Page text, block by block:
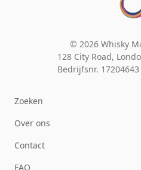
© 2026 Whisky
128 City Road,
Bedrijfsnr. 17204643
Zoeken
Over ons
Contact
FAQ